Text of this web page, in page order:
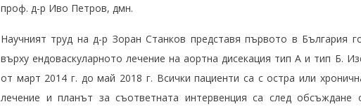
проф. д-р Иво Петров, дмн.
Научният труд на д-р Зоран Станков представя първото в България
върху ендоваскуларното лечение на аортна дисекация тип А и тип Б.
от март 2014 г. до май 2018 г. Всички пациенти са с остра или
лечение и планът за съответната интервенция са след